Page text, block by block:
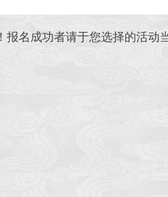
名成功者请于您选择的活动